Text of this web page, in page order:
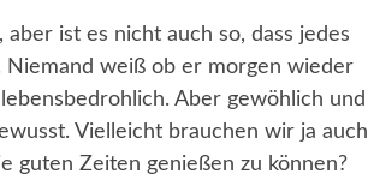
ist es nicht auch so, dass jedes
Niemand weiß ob er morgen wieder
Aber gewöhlich und
Vielleicht brauchen wir ja auch
guten Zeiten genießen zu können?